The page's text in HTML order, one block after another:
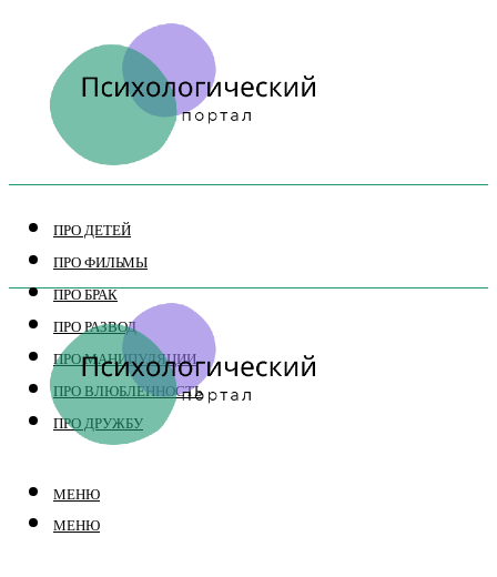
ПРО ДЕТЕЙ
ПРО ФИЛЬМЫ
ПРО БРАК
ПРО РАЗВОД
ПРО МАНИПУЛЯЦИИ
ПРО ВЛЮБЛЕННОСТЬ
ПРО ДРУЖБУ
МЕНЮ
МЕНЮ